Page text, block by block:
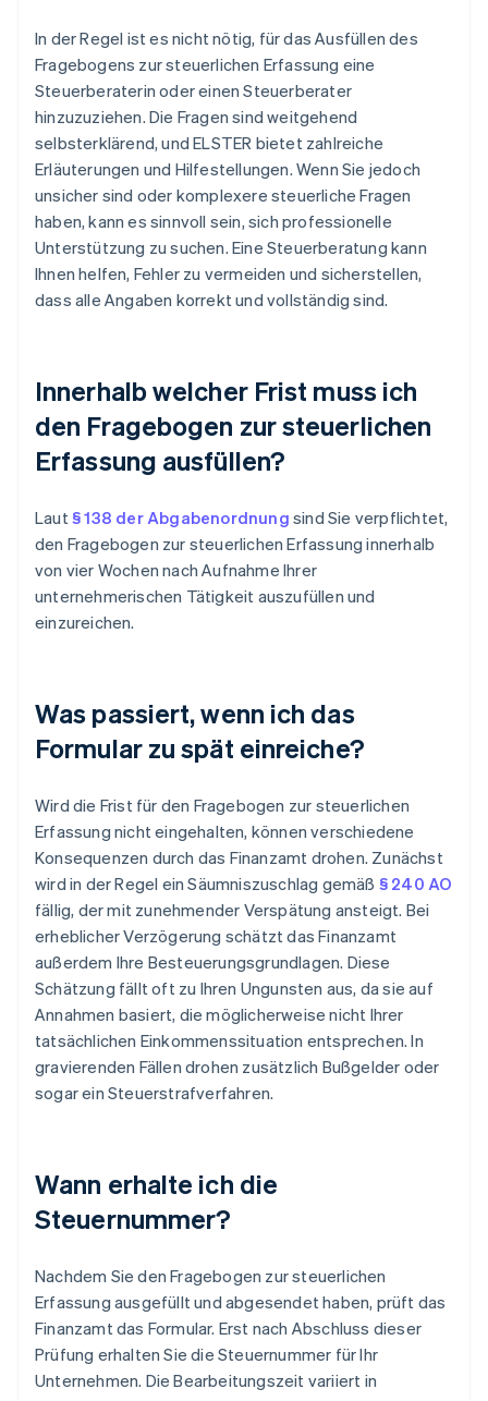
In der Regel ist es nicht nötig, für das Ausfüllen des
Fragebogens zur steuerlichen Erfassung eine
Steuerberaterin oder einen Steuerberater
hinzuzuziehen. Die Fragen sind weitgehend
selbsterklärend, und ELSTER bietet zahlreiche
Erläuterungen und Hilfestellungen. Wenn Sie jedoch
unsicher sind oder komplexere steuerliche Fragen
haben, kann es sinnvoll sein, sich professionelle
Unterstützung zu suchen. Eine Steuerberatung kann
Ihnen helfen, Fehler zu vermeiden und sicherstellen,
dass alle Angaben korrekt und vollständig sind.
Innerhalb welcher Frist muss ich
den Fragebogen zur steuerlichen
Erfassung ausfüllen?
Laut§ 138 der Abgabenordnung sind Sie verpflichtet,
den Fragebogen zur steuerlichen Erfassung innerhalb
von vier Wochen nach Aufnahme Ihrer
unternehmerischen Tätigkeit auszufüllen und
einzureichen.
Was passiert, wenn ich das
Formular zu spät einreiche?
Wird die Frist für den Fragebogen zur steuerlichen
Erfassung nicht eingehalten, können verschiedene
Konsequenzen durch das Finanzamt drohen. Zunächst
wird in der Regel ein Säumniszuschlag gemäß § 240 AO
fällig, der mit zunehmender Verspätung ansteigt. Bei
erheblicher Verzögerung schätzt das Finanzamt
außerdem Ihre Besteuerungsgrundlagen. Diese
Schätzung fällt oft zu Ihren Ungunsten aus, da sie auf
Annahmen basiert, die möglicherweise nicht Ihrer
tatsächlichen Einkommenssituation entsprechen. In
gravierenden Fällen drohen zusätzlich Bußgelder oder
sogar ein Steuerstrafverfahren.
Wann erhalte ich die
Steuernummer?
Nachdem Sie den Fragebogen zur steuerlichen
Erfassung ausgefüllt und abgesendet haben, prüft das
Finanzamt das Formular. Erst nach Abschluss dieser
Prüfung erhalten Sie die Steuernummer für Ihr
Unternehmen. Die Bearbeitungszeit variiert in